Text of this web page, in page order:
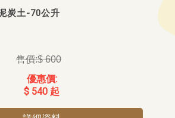
炭土-70公升
$ 600
$ 540 起